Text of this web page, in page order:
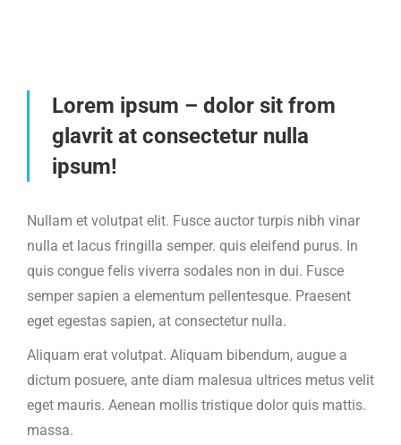
Lorem ipsum – dolor sit from
glavrit at consectetur nulla
ipsum!
Nullam et volutpat elit. Fusce auctor turpis nibh vinar
nulla et lacus fringilla semper. quis eleifend purus. In
quis congue felis viverra sodales non in dui. Fusce
semper sapien a elementum pellentesque. Praesent
eget egestas sapien, at consectetur nulla.
Aliquam erat volutpat. Aliquam bibendum, augue a
dictum posuere, ante diam malesua ultrices metus velit
eget mauris. Aenean mollis tristique dolor quis mattis.
massa.